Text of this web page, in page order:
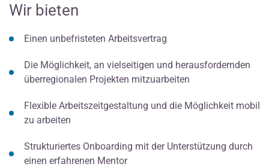
Wir bieten
Einen unbefristeten Arbeitsvertrag
Die Möglichkeit, an vielseitigen und herausfordernden
überregionalen Projekten mitzuarbeiten
Flexible Arbeitszeitgestaltung und die Möglichkeit mobil
zu arbeiten
Strukturiertes Onboarding mit der Unterstützung durch
einen erfahrenen Mentor